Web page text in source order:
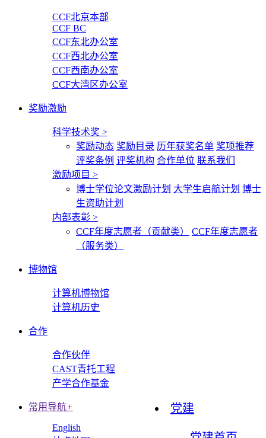
CCF北京本部
CCF BC
CCF东北办公室
CCF西北办公室
CCF西南办公室
CCF大湾区办公室
奖励激励
科学技术奖 >
奖励动态 奖励目录 历年获奖名单 奖项推荐
评奖条例 评奖机构 合作单位 联系我们
激励项目 >
博士学位论文激励计划 大学生启航计划 博士
生资助计划
内部表彰 >
CCF年度志愿者（贡献类）
CCF年度志愿者
（服务类）
博物馆
计算机博物馆
计算机历史
合作
合作伙伴
CAST青托工程
产学合作基金
党建
常用导航+
English